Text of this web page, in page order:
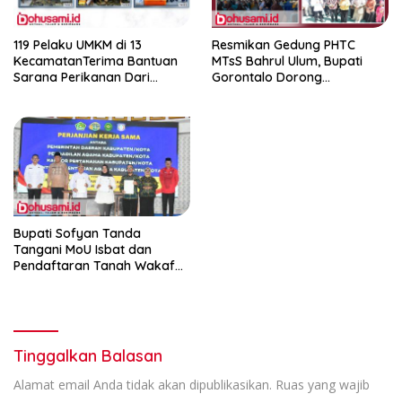
119 Pelaku UMKM di 13
KecamatanTerima Bantuan
Sarana Perikanan Dari
Resmikan Gedung PHTC
MTsS Bahrul Ulum, Bupati
Gorontalo Dorong
Bupati Sofyan Tanda
Tangani MoU Isbat dan
Pendaftaran Tanah Wakaf
Tinggalkan Balasan
Alamat email Anda tidak akan dipublikasikan. Ruas yang wajib